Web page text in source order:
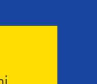
? Vai alla pagina della